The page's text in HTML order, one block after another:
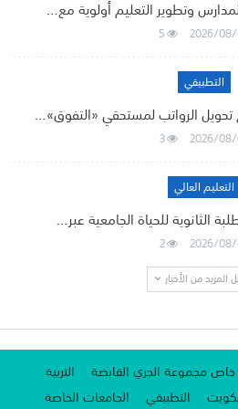
وتطوير التعليم أولوية مع…
2026/
5
التطبيقي
تحويل الرواتب لمستحقي «التفوق»…
2026/
3
التعليم العالي
الثانوية للحياة الجامعية عبر…
2026/
2
المزيد من الأخبار
خاص مجموعة الجري القابضة
التربية
التطبيقي الجامعات الخاصة